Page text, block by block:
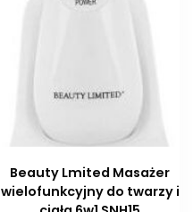
Beauty Lmited Masażer
wielofunkcyjny do twarzy i